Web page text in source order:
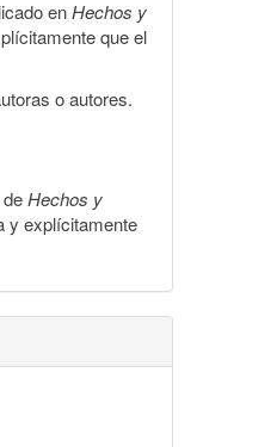
enHechos y
que el
o autores.
Hechos y
y explícitamente